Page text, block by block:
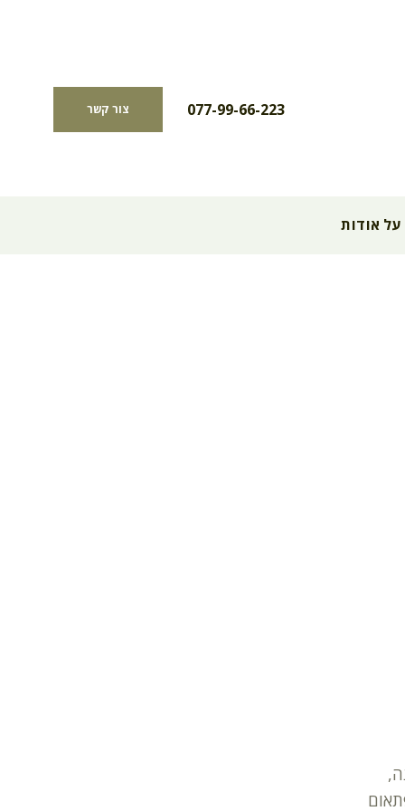
077-99-66-223 צור קשר
על אודות